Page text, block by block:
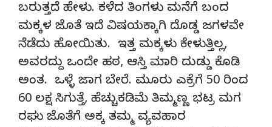
ಬರುತ್ತದೆ ಹೇಳು. ಕಳೆದ ತಿಂಗಳು ಮನೆಗೆ ಬಂದ
ಮಕ್ಕಳ ಜೊತೆ ಇದೆ ವಿಷಯಕ್ಕಾಗಿ ದೊಡ್ಡ ಜಗಳವೇ
ನೆಡೆದು ಹೋಯಿತು. ಇತ್ತ ಮಕ್ಕಳು ಕೇಳುತ್ತಿಲ್ಲ,
ಅವರದ್ದು ಒಂದೇ ಹಠ, ಆಸ್ತಿ ಮಾರಿ ದುಡ್ಡು ಕೊಡಿ
ಅಂತ. ಒಳ್ಳೆ ಜಾಗ ಬೇರೆ. ಮೂರು ಎಕ್ರೆಗೆ 50 ರಿಂದ
60 ಲಕ್ಷ ಸಿಗುತ್ತೆ, ಹೆಚ್ಚುಕಡಿಮೆ ತಿಮ್ಮಣ್ಣ ಭಟ್ರ ಮಗ
ರಘು ಜೊತೆಗೆ ಅಕ್ಕ ತಮ್ಮ ವ್ಯವಹಾರ